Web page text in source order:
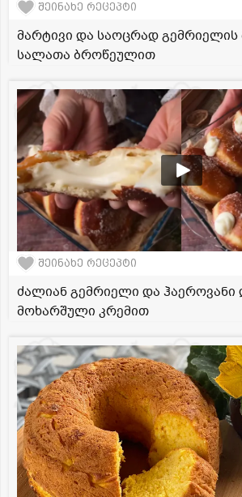
შეინახე რეცეპტი
მარტივი და საოცრად გემრიელის
სალათა ბროწეულით
შეინახე რეცეპტი
ძალიან გემრიელი და ჰაეროვანი
მოხარშული კრემით